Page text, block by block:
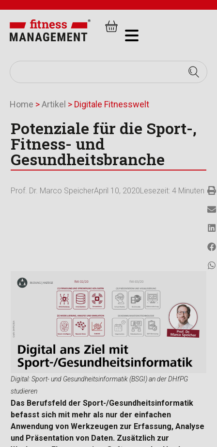
Home >Artikel > Digitale Fitnesswelt
Potenziale für die Sport-,
Fitness- und
Gesundheitsbranche
Prof. Dr. Marco SpeicherApril 10, 2020Lesezeit: 4 Minuten
Digital: Sport- und Gesundheitsinformatik (BSGI) an der DHfPG
studieren
Das Berufsfeld der Sport-/Gesundheitsinformatik
befasst sich mit mehr als nur der einfachen
Anwendung von Werkzeugen zur Erfassung, Analyse
und Präsentation von Daten. Zusätzlich zur